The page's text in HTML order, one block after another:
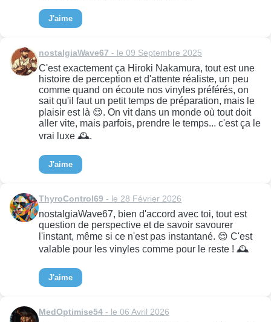
J'aime
nostalgiaWave67 - le 09 Septembre 2025
C'est exactement ça Hiroki Nakamura, tout est une
histoire de perception et d'attente réaliste, un peu
comme quand on écoute nos vinyles préférés, on
sait qu'il faut un petit temps de préparation, mais le
plaisir est là 😌. On vit dans un monde où tout doit
aller vite, mais parfois, prendre le temps... c'est ça le
vrai luxe 🕰️.
J'aime
ThyroControl69 - le 28 Février 2026
nostalgiaWave67, bien d'accord avec toi, tout est
question de perspective et de savoir savourer
l'instant, même si ce n'est pas instantané. 😌 C'est
valable pour les vinyles comme pour le reste ! 🕰️
J'aime
MedOptimise54 - le 06 Avril 2026